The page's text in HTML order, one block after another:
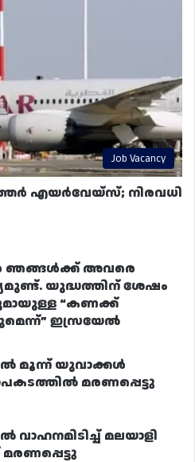
Job Vacancy
എയർവേയ്‌സ്; നിരവധി
ഞങ്ങൾക്ക് അവരെ
യുദ്ധത്തിന് ശേഷം
“കണക്ക്
ഇസ്രയേൽ
മൂന്ന് യുവാക്കൾ
മരണപ്പെട്ടു
വാഹനമിടിച്ച് മലയാളി